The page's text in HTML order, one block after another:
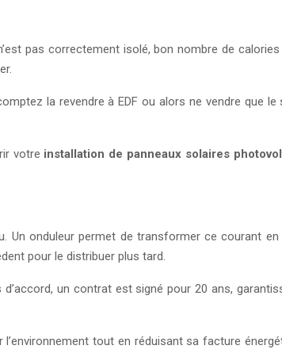
pas correctement isolé, bon nombre de
la revendre à EDF ou alors ne vendre que le
votre installation de panneaux solaires
Un onduleur permet de transformer ce courant
pour le distribuer plus tard.
un contrat est signé pour 20 ans,
l’environnement tout en réduisant sa facture